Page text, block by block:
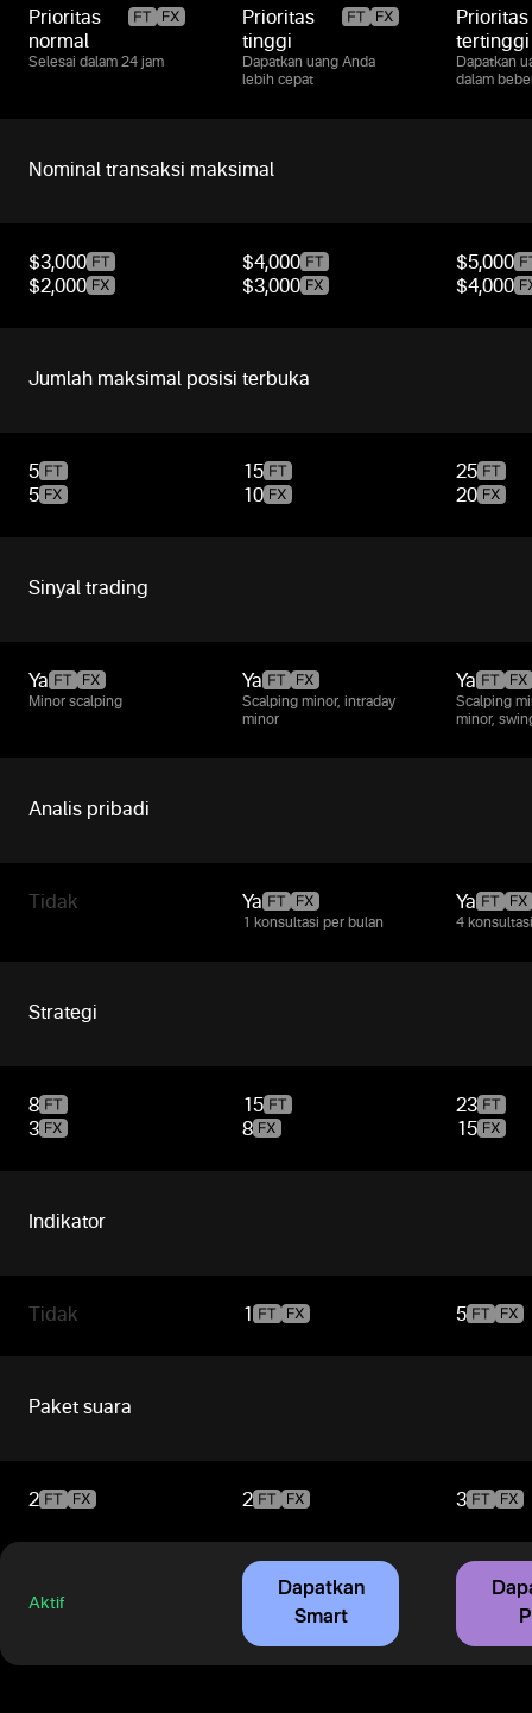
Prioritas
normal
Selesai dalam 24 jam
Prioritas
tinggi
Dapatkan uang Anda
lebih cepat
Prioritas
tertinggi
Dapatkan
dalam
Nominal transaksi maksimal
$3,000
$2,000
$4,000
$3,000
$5,000
$4,000
Jumlah maksimal posisi terbuka
5
5
15
10
25
20
Sinyal trading
Ya
Minor scalping
Ya
Scalping minor, intraday
minor
Ya
Scalping
minor,
Analis pribadi
Tidak Ya
1 konsultasi per bulan
Ya
4
Strategi
8
3
15
8
23
15
Indikator
Tidak 5
Paket suara
2 2 3
Aktif
Dapatkan
Smart